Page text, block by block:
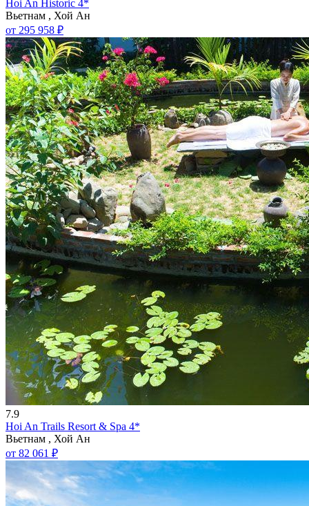
Hoi An Historic 4*
Вьетнам , Хой Ан
от 295 958 ₽
7.9
Hoi An Trails Resort & Spa 4*
Вьетнам , Хой Ан
от 82 061 ₽